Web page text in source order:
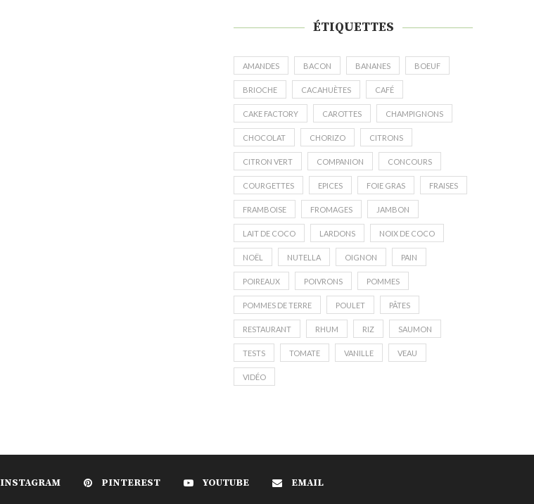
ÉTIQUETTES
AMANDES BACON BANANES BOEUF
BRIOCHE CACAHUÈTES CAFÉ
CAKE FACTORY CAROTTES CHAMPIGNONS
CHOCOLAT CHORIZO CITRONS
CITRON VERT COMPANION CONCOURS
COURGETTES EPICES FOIE GRAS FRAISES
FRAMBOISE FROMAGES JAMBON
LAIT DE COCO LARDONS NOIX DE COCO
NOËL NUTELLA OIGNON PAIN
POIREAUX POIVRONS POMMES
POMMES DE TERRE POULET PÂTES
RESTAURANT RHUM RIZ SAUMON
TESTS TOMATE VANILLE VEAU
VIDÉO
INSTAGRAM PINTEREST YOUTUBE EMAIL